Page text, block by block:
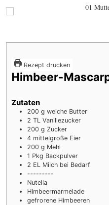
Rezept drucken
Himbeer-
Zutaten
200 g weiche Butter
2 TL Vanillezucker
200 g Zucker
4 mittelgroße Eier
200 g Mehl
1 Pkg Backpulver
2 EL Milch bei Bedarf
---------
Nutella
Himbeermarmelade
gefrorene Himbeeren